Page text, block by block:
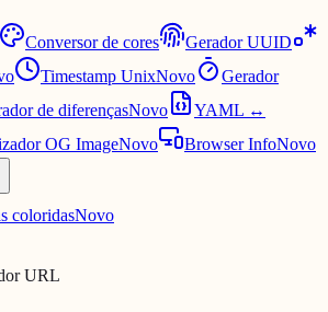
Conversor de cores
Gerador UUID
Timestamp UnixNovo
Gerador
de diferençasNovo
YAML ↔
OG ImageNovo Browser InfoNovo
coloridasNovo
URL